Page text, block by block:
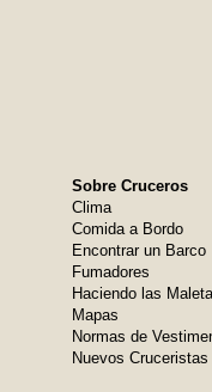
Sobre Cruceros
Clima
Comida a Bordo
Encontrar un Barco
Fumadores
Haciendo las
Mapas
Normas de
Nuevos Cruceristas